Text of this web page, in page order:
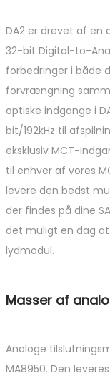
DA2 er drevet af en
32-bit Digital-to-
forbedringer i både
forvrængning
optiske indgange i
bit/192kHz til
eksklusiv MCT-
til enhver af vores
levere den bedst
der findes på dine
det muligt en dag
lydmodul.
Masser af
Analoge
MA8950. Den